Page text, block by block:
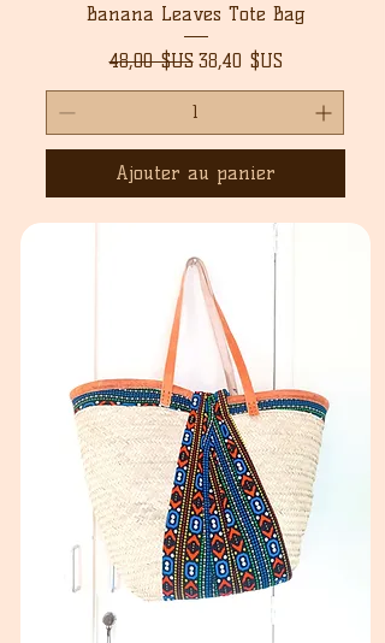
Banana Leaves Tote Bag
Prix original
48,00 $US Prix promotionnel
38,40 $US
Ajouter au panier